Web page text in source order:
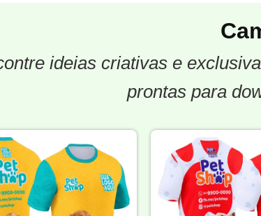
Costura Professora Fonte
Natalina Agro
Ciclismo Nail Designer
ideias criativas e
prontas para